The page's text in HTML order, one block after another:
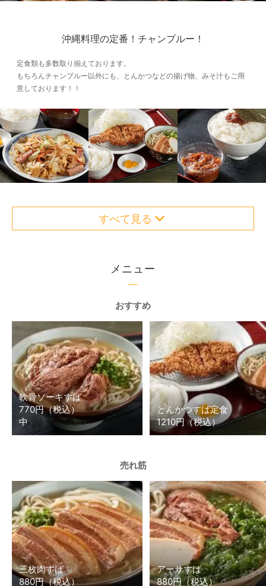
沖縄料理の定番！チャンプルー！
定食類も多数取り揃えております。
もちろんチャンプルー以外にも、とんかつなどの揚げ物、みそ汁もご用
意しております！！
すべて見る
メニュー
おすすめ
軟骨ソーキすば
770円（税込）
中
とんかつすば定食
1210円（税込）
売れ筋
三枚肉すば
880円（税込）
アーサすば
880円（税込）